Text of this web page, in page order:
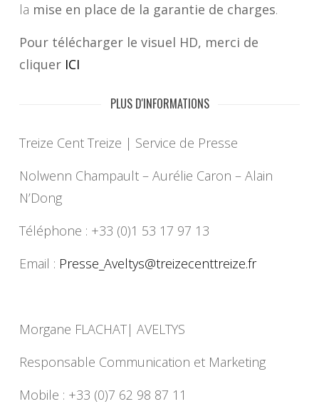
la mise en place de la garantie de charges.
Pour télécharger le visuel HD, merci de
cliquer ICI
PLUS D'INFORMATIONS
Treize Cent Treize | Service de Presse
Nolwenn Champault – Aurélie Caron – Alain
N’Dong
Téléphone : +33 (0)1 53 17 97 13
Email : Presse_Aveltys@treizecenttreize.fr
Morgane FLACHAT| AVELTYS
Responsable Communication et Marketing
Mobile : +33 (0)7 62 98 87 11